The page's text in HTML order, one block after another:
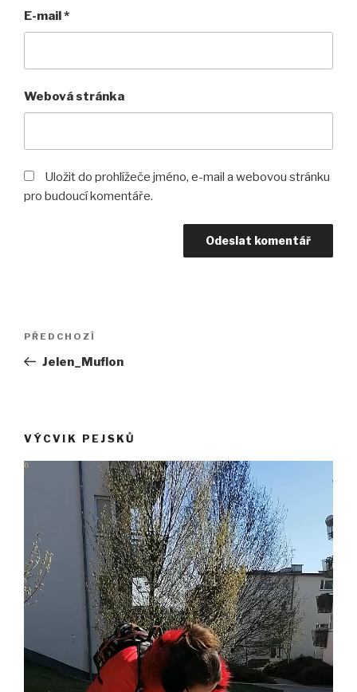
E-mail*
Webová stránka
Uložit do prohlížeče jméno, e-mail a webovou stránku
pro budoucí komentáře.
Navigace
příspěvek
Předchozí
příspěvek
PŘEDCHOZÍ
Jelen_Muflon
VÝCVIK PEJSKŮ
Video